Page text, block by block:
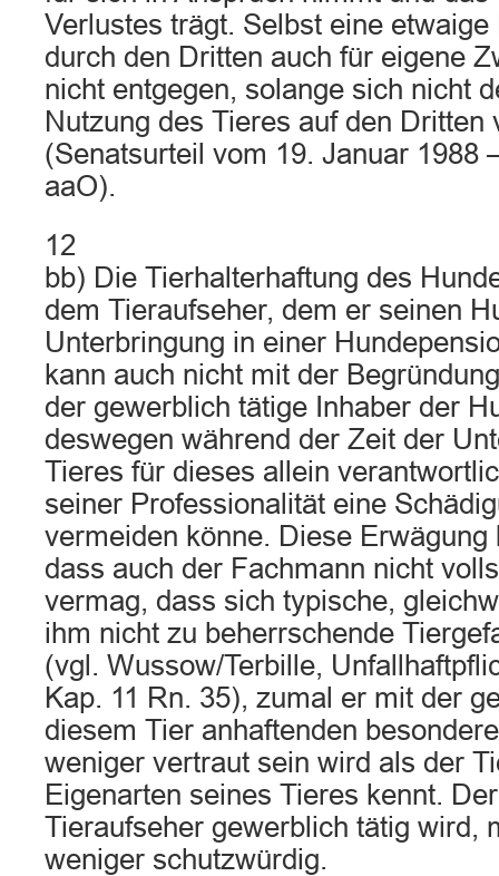
Verlustes trägt. Selbst eine
durch den Dritten auch für eigene
nicht entgegen, solange sich nicht
Nutzung des Tieres auf den Dritten
(Senatsurteil vom 19. Januar 1988
aaO).
12
bb) Die Tierhalterhaftung des
dem Tieraufseher, dem er seinen
Unterbringung in einer
kann auch nicht mit der
der gewerblich tätige Inhaber der
deswegen während der Zeit der
Tieres für dieses allein
seiner Professionalität eine
vermeiden könne. Diese
dass auch der Fachmann nicht
vermag, dass sich typische,
ihm nicht zu beherrschende
(vgl. Wussow/Terbille,
Kap. 11 Rn. 35), zumal er mit der
diesem Tier anhaftenden
weniger vertraut sein wird als der
Eigenarten seines Tieres kennt.
Tieraufseher gewerblich tätig wird,
weniger schutzwürdig.